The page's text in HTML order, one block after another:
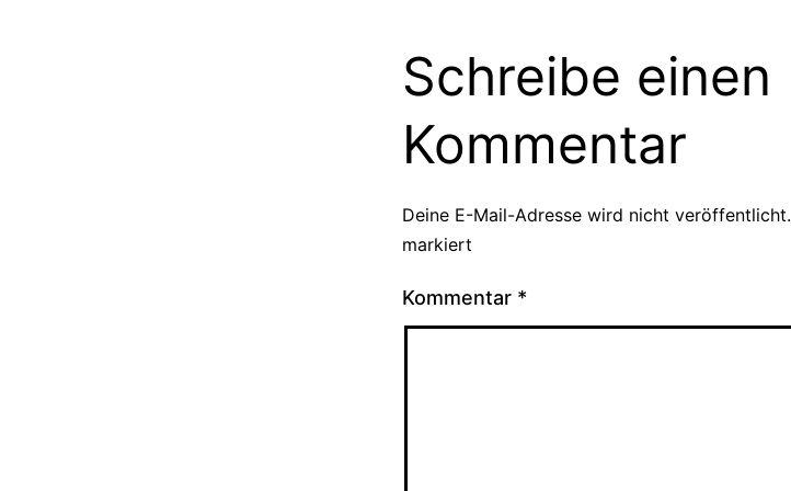
Schreibe einen
Kommentar
Deine E-Mail-Adresse wird nicht veröffentlicht.
markiert
Kommentar *